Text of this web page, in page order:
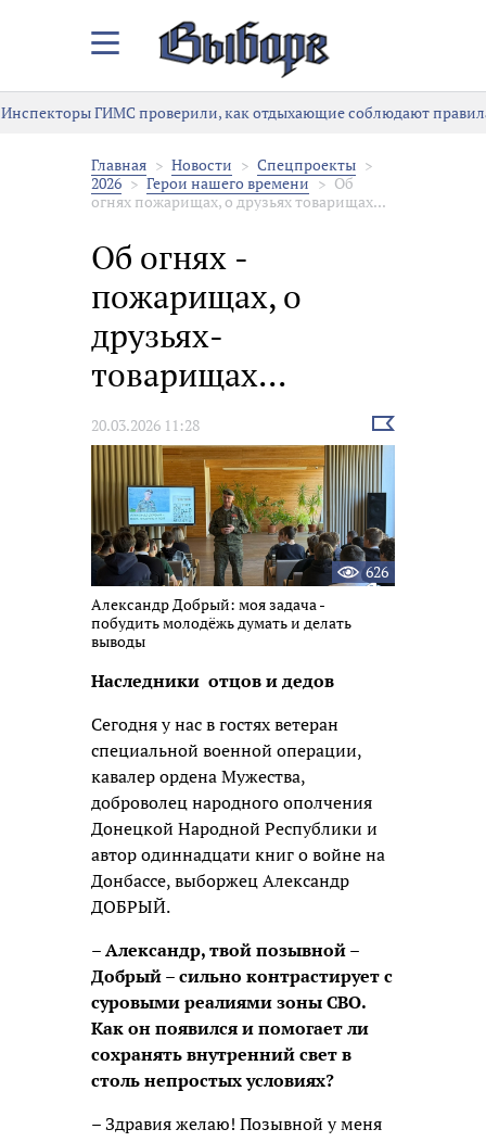
Закрыть/
меню
Инспекторы ГИМС проверили, как отдыхающие соблюдают
Главная Новости
Спецпроекты
2026
Герои нашего времени
Об
огнях ­пожарищах, о друзьях­ товарищах...
Об огнях ­
пожарищах, о
друзьях­
товарищах...
20.03.2026 11:28
Выбрать
новость
626
Александр Добрый: моя задача -
побудить молодёжь думать и делать
выводы
Наследники отцов и дедов
Сегодня у нас в гостях ветеран
специальной военной операции,
кавалер ордена Мужества,
доброволец народного ополчения
Донецкой Народной Республики и
автор одиннадцати книг о войне на
Донбассе, выборжец Александр
ДОБРЫЙ.
– Александр, твой позывной –
Добрый – сильно контрастирует с
суровыми реалиями зоны СВО.
Как он появился и помогает ли
сохранять внутренний свет в
столь непростых условиях?
– Здравия желаю! Позывной у меня